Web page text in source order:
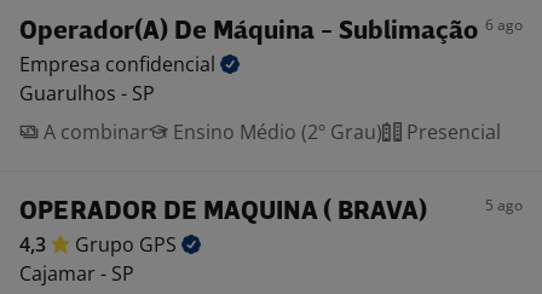
Operador(A) De Máquina - Sublimação 6 ago
Empresa confidencial
Guarulhos - SP
A combinar
Ensino Médio (2º Grau) Presencial
OPERADOR DE MAQUINA ( BRAVA) 5 ago
4,3 Grupo GPS
Cajamar - SP